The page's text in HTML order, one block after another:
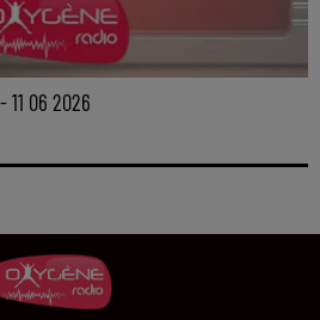
11 06 2026